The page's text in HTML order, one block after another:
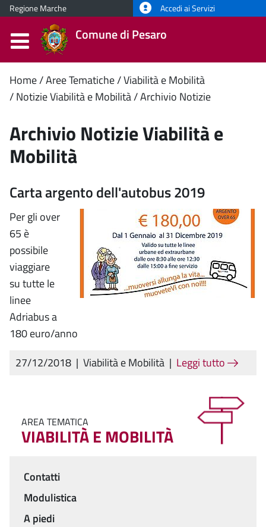
Regione Marche Accedi ai Servizi
Comune di Pesaro
Contenuto
Home Aree Tematiche Viabilità e Mobilità
Notizie Viabilità e Mobilità Archivio Notizie
Archivio Notizie Viabilità e
Mobilità
Carta argento dell'autobus 2019
Per gli over
65 è
possibile
viaggiare
su tutte le
linee
Adriabus a
180 euro/anno
27/12/2018 | Viabilità e Mobilità | Leggi tutto
AREA TEMATICA
VIABILITÀ E MOBILITÀ
Menu
Contatti
Modulistica
A piedi